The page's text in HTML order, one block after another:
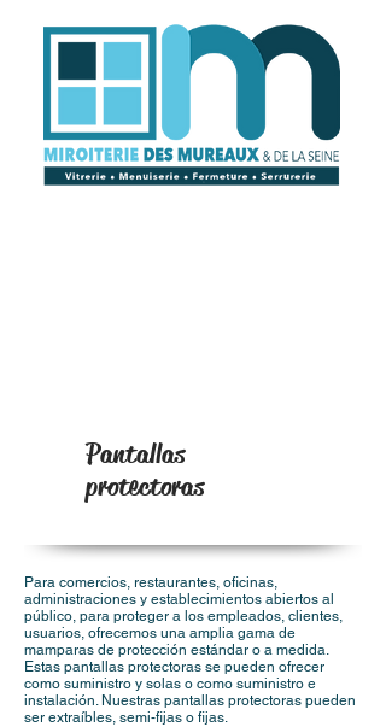
Pantallas
protectoras
Para comercios, restaurantes, oficinas,
administraciones y establecimientos abiertos al
público, para proteger a los empleados, clientes,
usuarios, ofrecemos una amplia gama de
mamparas de protección estándar o a medida.
Estas pantallas protectoras se pueden ofrecer
como suministro y solas o como suministro e
instalación. Nuestras pantallas protectoras pueden
ser extraíbles, semi-fijas o fijas.